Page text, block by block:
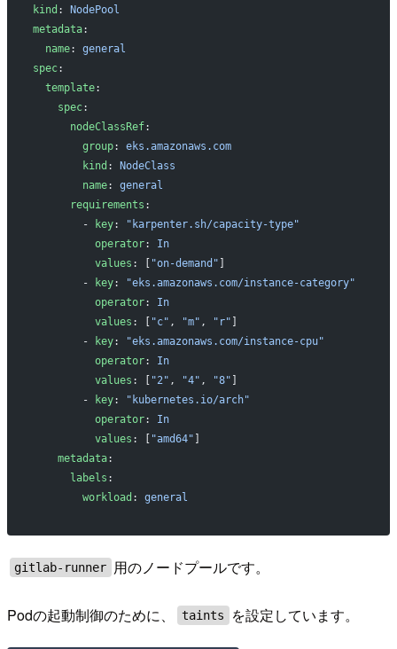
kind :
NodePool
metadata:
  name
: general
spec:
  template
:
    spec
:
      nodeClassRef
:
        group
: eks.amazonaws.com
        kind
:
NodeClass
        name
: general
      requirements
:
        -
key:
"karpenter.sh/capacity-type"
          operator
: In
          values
: [ "on-demand"
        -
key:
"eks.amazonaws.com/instance-category"
          operator
: In
          values
: [ "c" , "m" , "r"
        -
key:
"eks.amazonaws.com/instance-cpu"
          operator
: In
          values
: [ "2" , "4" , "8"
        -
key:
"kubernetes.io/arch"
          operator
: In
          values
: [ "amd64"
    metadata
:
      labels
:
        workload
: general
gitlab-runner 用のノードプールです。
Podの起動制御のために、 taints を設定しています。